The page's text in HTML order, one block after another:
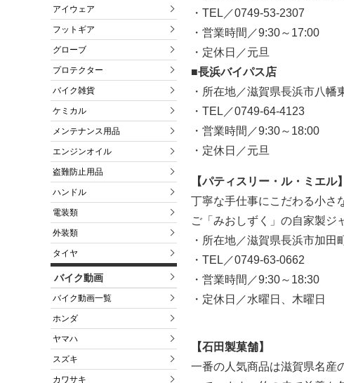
アイウェア
フットギア
グローブ
プロテクター
バイク雑貨
ケミカル
メンテナンス用品
エンジンオイル
盗難防止用品
ハンドル
電装類
外装類
タイヤ
バイク動画
バイク動画一覧
ホンダ
ヤマハ
スズキ
カワサキ
・TEL／0749-53-2307
・営業時間／9:30～17:00
・定休日／元旦
■長浜バイパス店
・所在地／滋賀県長浜市八幡
・TEL／0749-64-4123
・営業時間／9:30～18:00
・定休日／元旦
【パティスリー・ル・ミエル】
丁寧な手仕事にこだわる小さ
ご「みおしずく」の自家製ジ
・所在地／滋賀県長浜市加田
・TEL／0749-63-0662
・営業時間／9:30～18:30
・定休日／水曜日、木曜日
【石田製菓舗】
一番の人気商品は滋賀県名産